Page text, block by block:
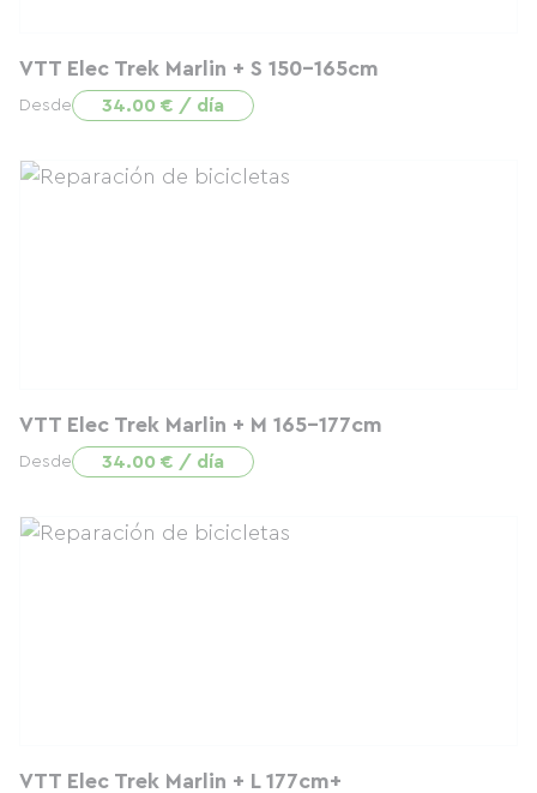
VTT Elec Trek Marlin + S 150-165cm
Desde 34.00 € / día
VTT Elec Trek Marlin + M 165-177cm
Desde 34.00 € / día
VTT Elec Trek Marlin + L 177cm+